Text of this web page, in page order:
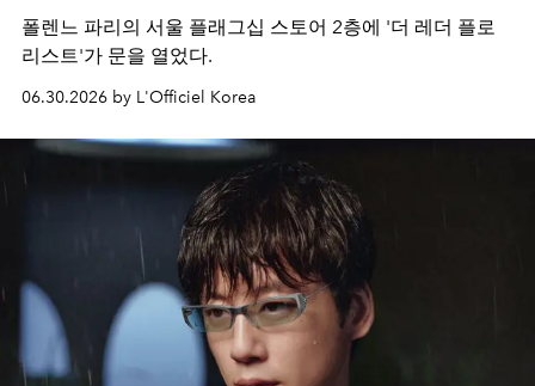
폴렌느 파리의 서울 플래그십 스토어 2층에 '더 레더 플로
리스트'가 문을 열었다.
06.30.2026 by L'Officiel Korea